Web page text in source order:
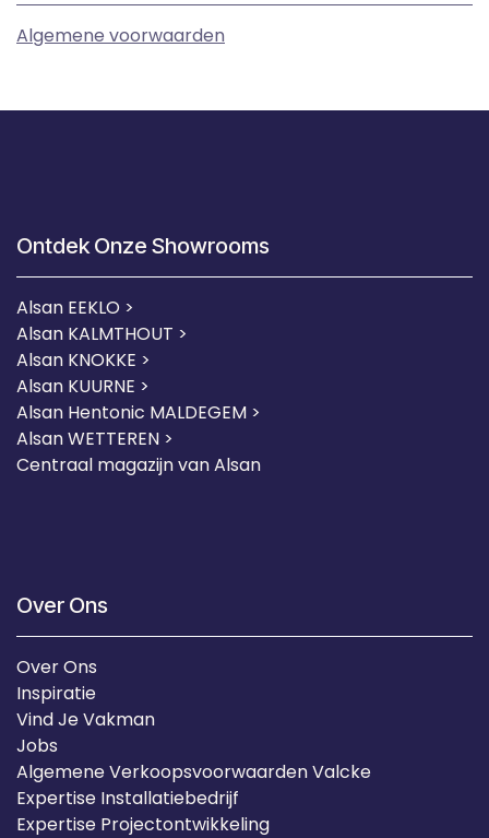
Algemene voorwaarden
Ontdek Onze Showrooms
Alsan EEKLO >
Alsan KALMTHOUT >
Alsan KNOKKE >
Alsan KUURNE >
Alsan Hentonic MALDEGEM >
Alsan WETTEREN >
Centraal magazijn van Alsan
Over Ons
Over Ons
Inspiratie
Vind Je Vakman
Jobs
Algemene Verkoopsvoorwaarden Valcke
Expertise Installatiebedrijf
Expertise Projectontwikkeling